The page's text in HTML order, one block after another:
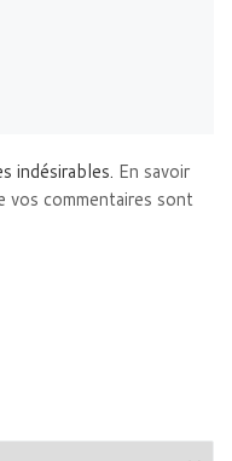
indésirables. En savoir
vos commentaires sont